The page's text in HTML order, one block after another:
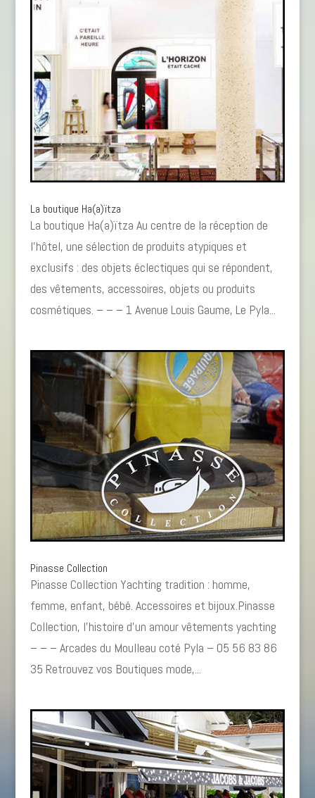
La boutique Ha(a)ïtza
La boutique Ha(a)ïtza Au centre de la réception de
l’hôtel, une sélection de produits atypiques et
exclusifs : des objets éclectiques qui se répondent,
des vêtements, accessoires, objets ou produits
cosmétiques. – – – 1 Avenue Louis Gaume, Le Pyla...
Pinasse Collection
Pinasse Collection Yachting tradition : homme,
femme, enfant, bébé. Accessoires et bijoux.Pinasse
Collection, l’histoire d’un amour vêtements yachting
– – – Arcades du Moulleau coté Pyla – 05 56 83 86
35 Retrouvez vos Boutiques mode,...